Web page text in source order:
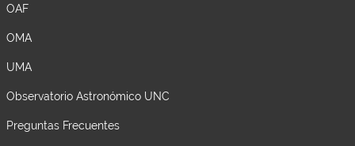
OAF
OMA
UMA
Observatorio Astronómico UNC
Preguntas Frecuentes